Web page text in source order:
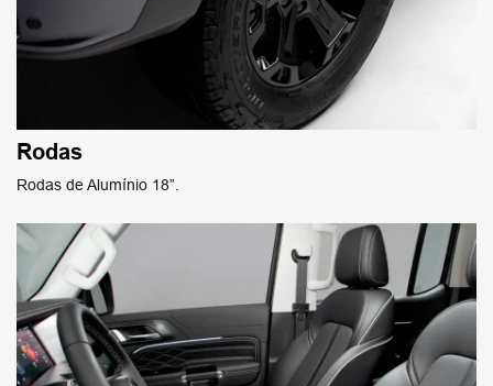
Rodas
Rodas de Alumínio 18”.